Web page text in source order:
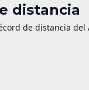
distancia
de distancia del